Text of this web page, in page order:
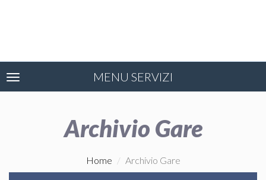
MENU SERVIZI
Toggle
navigation
Archivio Gare
Home Archivio Gare